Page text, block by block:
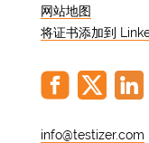
网站地图
将证书添加到
@